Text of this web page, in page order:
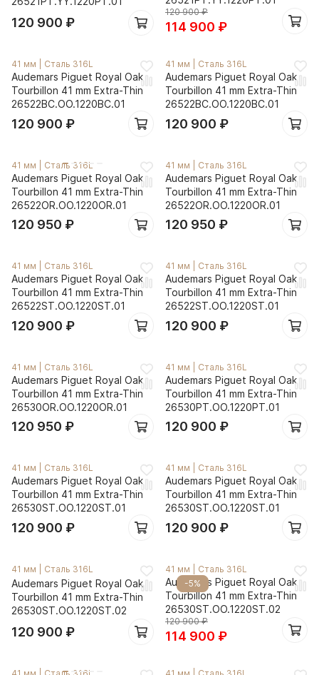
120 900 ₽
120 900₽
114 900 ₽
41 мм Сталь 316L
Audemars Piguet Royal Oak
Tourbillon 41 mm Extra-Thin
26522BC.OO.1220BC.01
120 900 ₽
41 мм Сталь 316L
Audemars Piguet Royal Oak
Tourbillon 41 mm Extra-Thin
26522BC.OO.1220BC.01
120 900 ₽
41 мм Сталь 316L
Audemars Piguet Royal Oak
Tourbillon 41 mm Extra-Thin
26522OR.OO.1220OR.01
120 950 ₽
41 мм Сталь 316L
Audemars Piguet Royal Oak
Tourbillon 41 mm Extra-Thin
26522OR.OO.1220OR.01
120 950 ₽
41 мм Сталь 316L
Audemars Piguet Royal Oak
Tourbillon 41 mm Extra-Thin
26522ST.OO.1220ST.01
120 900 ₽
41 мм Сталь 316L
Audemars Piguet Royal Oak
Tourbillon 41 mm Extra-Thin
26522ST.OO.1220ST.01
120 900 ₽
41 мм Сталь 316L
Audemars Piguet Royal Oak
Tourbillon 41 mm Extra-Thin
26530OR.OO.1220OR.01
120 950 ₽
41 мм Сталь 316L
Audemars Piguet Royal Oak
Tourbillon 41 mm Extra-Thin
26530PT.OO.1220PT.01
120 900 ₽
41 мм Сталь 316L
Audemars Piguet Royal Oak
Tourbillon 41 mm Extra-Thin
26530ST.OO.1220ST.01
120 900 ₽
41 мм Сталь 316L
Audemars Piguet Royal Oak
Tourbillon 41 mm Extra-Thin
26530ST.OO.1220ST.01
120 900 ₽
41 мм Сталь 316L
Audemars Piguet Royal Oak
Tourbillon 41 mm Extra-Thin
26530ST.OO.1220ST.02
120 900 ₽
-5%
41 мм Сталь 316L
Audemars Piguet Royal Oak
Tourbillon 41 mm Extra-Thin
26530ST.OO.1220ST.02
120 900₽
114 900 ₽
41 мм Сталь 316L 41 мм Сталь 316L